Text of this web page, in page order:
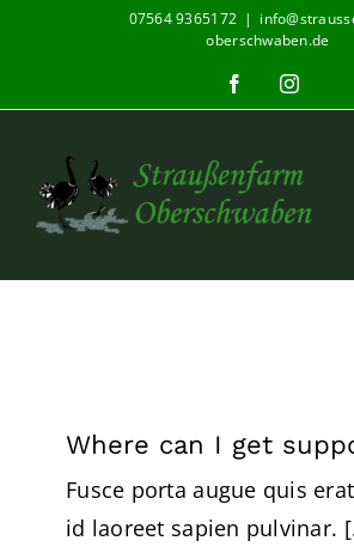
07564 9365172 |
oberschwaben.de
Facebook
Where can I get
Fusce porta augue quis
id laoreet sapien pulvinar.